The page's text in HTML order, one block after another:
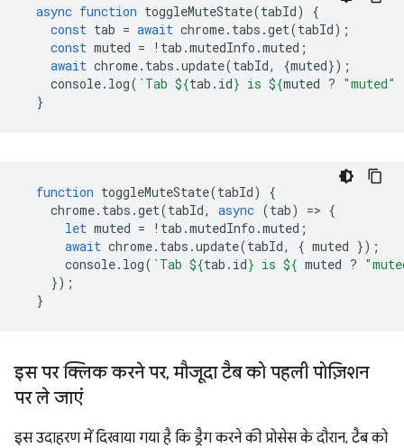
async function toggleMuteState(tabId)
{
const tab = await chrome. tabs .get(tabId);
const muted = ! tab .mutedInfo .muted ;
await chrome. tabs .update(tabId, {muted});
console. log( `Tab ${tab . id} is ${muted ? "muted"
}
function toggleMuteState(tabId)
{
chrome. tabs .get(tabId, async (tab) => {
let muted = ! tab .mutedInfo .muted ;
await chrome. tabs .update(tabId, { muted });
console. log( `Tab ${tab . id} is ${ muted ?
});
}
इस पर क्लिक करने पर, मौजूदा टैब को पहली पोज़िशन
पर ले जाएं
इस उदाहरण में दिखाया गया है कि ड्रैग करने की प्रोसेस के दौरान, टैब को